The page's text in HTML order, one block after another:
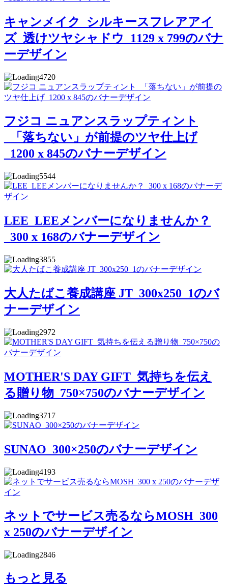
キャンメイク_シルキースフレアアイ
ズ_透けツヤシャドウ_1129 x 799のバナ
ーデザイン
4720
フジコ ニュアンスラップティント
_「落ちない」が前提のツヤ仕上げ
_1200 x 845のバナーデザイン
5544
LEE_LEEメンバーになりませんか？
_300 x 168のバナーデザイン
3855
大人たばこ養成講座 JT_300x250_1のバ
ナーデザイン
2972
MOTHER'S DAY GIFT_気持ちを伝え
る贈り物_750×750のバナーデザイン
3717
SUNAO_300×250のバナーデザイン
4193
ネットでサービス売るならMOSH_300
x 250のバナーデザイン
2846
もっと見る